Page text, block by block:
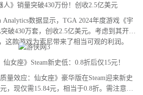
》销量突破430万份！创收2.5亿美元
数据显示，TGA 2024年度游戏《宇
破430万套，创收2.5亿美元。考虑到其开发
这款游戏为索尼带来了相当可观的利润。
座》Steam新史低：0.8折后仅15元！
效应：仙女座》豪华版在Steam迎来新史
，现仅需15.84元，相当于0.8折。需注意，